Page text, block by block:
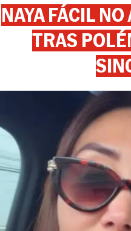
NAYA FÁCIL
TRAS